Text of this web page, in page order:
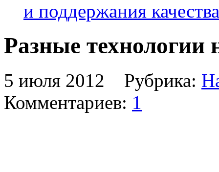
и поддержания качества
Разные технологии
5 июля 2012 Рубрика:
Комментариев: 1